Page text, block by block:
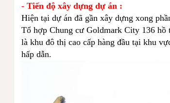
- Tiến độ xây dựng dự án :
Hiện tại dự án đã gần xây dựng xong
Tổ hợp Chung cư Goldmark City 136
là khu đô thị cao cấp hàng đầu tại khu
hấp dẫn.